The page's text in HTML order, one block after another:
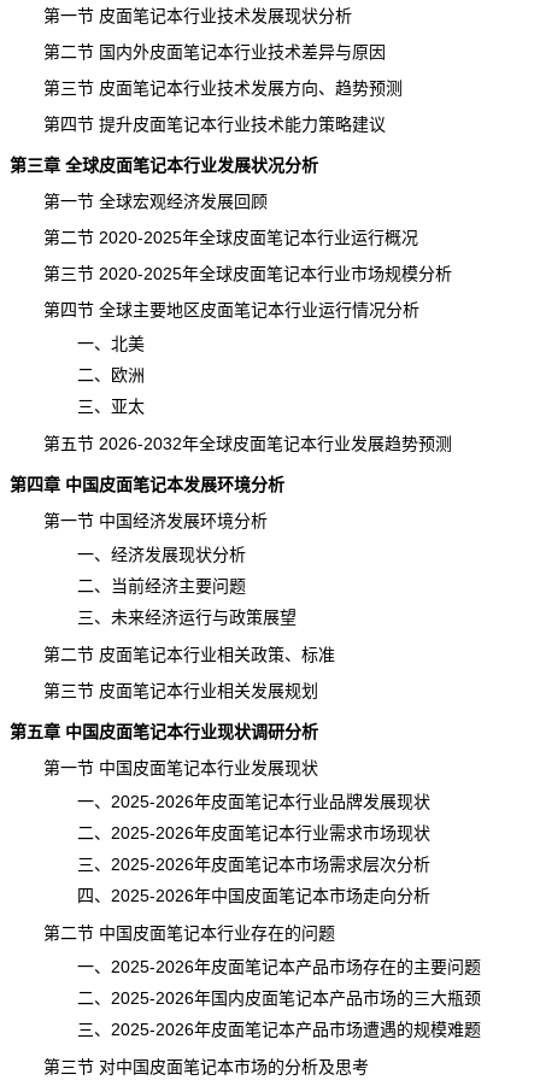
第一节 皮面笔记本行业技术发展现状分析
第二节 国内外皮面笔记本行业技术差异与原因
第三节 皮面笔记本行业技术发展方向、趋势预测
第四节 提升皮面笔记本行业技术能力策略建议
第三章 全球皮面笔记本行业发展状况分析
第一节 全球宏观经济发展回顾
第二节 2020-2025年全球皮面笔记本行业运行概况
第三节 2020-2025年全球皮面笔记本行业市场规模分析
第四节 全球主要地区皮面笔记本行业运行情况分析
一、北美
二、欧洲
三、亚太
第五节 2026-2032年全球皮面笔记本行业发展趋势预测
第四章 中国皮面笔记本发展环境分析
第一节 中国经济发展环境分析
一、经济发展现状分析
二、当前经济主要问题
三、未来经济运行与政策展望
第二节 皮面笔记本行业相关政策、标准
第三节 皮面笔记本行业相关发展规划
第五章 中国皮面笔记本行业现状调研分析
第一节 中国皮面笔记本行业发展现状
一、2025-2026年皮面笔记本行业品牌发展现状
二、2025-2026年皮面笔记本行业需求市场现状
三、2025-2026年皮面笔记本市场需求层次分析
四、2025-2026年中国皮面笔记本市场走向分析
第二节 中国皮面笔记本行业存在的问题
一、2025-2026年皮面笔记本产品市场存在的主要问题
二、2025-2026年国内皮面笔记本产品市场的三大瓶颈
三、2025-2026年皮面笔记本产品市场遭遇的规模难题
第三节 对中国皮面笔记本市场的分析及思考